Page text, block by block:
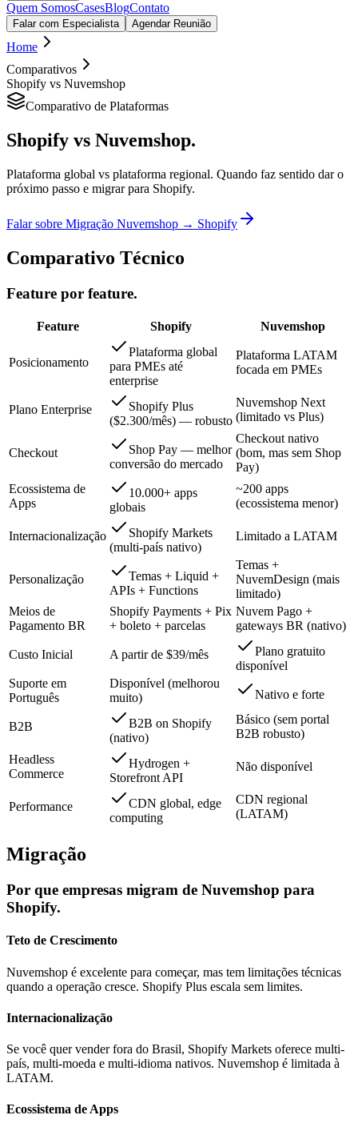
Quem SomosCasesBlogContato
Falar com Especialista Agendar Reunião
Home
Comparativos
Shopify vs Nuvemshop
Comparativo de Plataformas
Shopify vs Nuvemshop.
Plataforma global vs plataforma regional. Quando faz sentido dar o
próximo passo e migrar para Shopify.
Falar sobre Migração Nuvemshop → Shopify
Comparativo Técnico
Feature por feature.
Feature Shopify Nuvemshop
Posicionamento
Plataforma global
para PMEs até
enterprise
Plataforma LATAM
focada em PMEs
Plano Enterprise
Shopify Plus
($2.300/mês) — robusto
Nuvemshop Next
(limitado vs Plus)
Checkout
Shop Pay — melhor
conversão do mercado
Checkout nativo
(bom, mas sem Shop
Pay)
Ecossistema de
Apps
10.000+ apps
globais
~200 apps
(ecossistema menor)
Internacionalização
Shopify Markets
(multi-país nativo)
Limitado a LATAM
Personalização
Temas + Liquid +
APIs + Functions
Temas +
NuvemDesign (mais
limitado)
Meios de
Pagamento BR
Shopify Payments + Pix
+ boleto + parcelas
Nuvem Pago +
gateways BR (nativo)
Custo Inicial A partir de $39/mês
Plano gratuito
disponível
Suporte em
Português
Disponível (melhorou
muito)
Nativo e forte
B2B
B2B on Shopify
(nativo)
Básico (sem portal
B2B robusto)
Headless
Commerce
Hydrogen +
Storefront API
Não disponível
Performance
CDN global, edge
computing
CDN regional
(LATAM)
Migração
Por que empresas migram de Nuvemshop para
Shopify.
Teto de Crescimento
Nuvemshop é excelente para começar, mas tem limitações técnicas
quando a operação cresce. Shopify Plus escala sem limites.
Internacionalização
Se você quer vender fora do Brasil, Shopify Markets oferece multi-
país, multi-moeda e multi-idioma nativos. Nuvemshop é limitada à
LATAM.
Ecossistema de Apps